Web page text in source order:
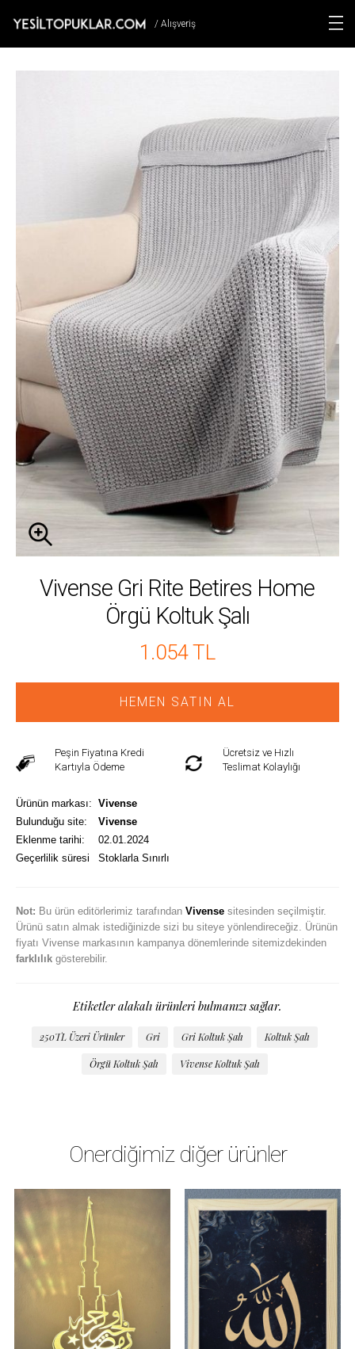
/ Alışveriş
Vivense Gri Rite Betires Home
Örgü Koltuk Şalı
1.054 TL
HEMEN SATIN AL
Peşin Fiyatına Kredi
Kartıyla Ödeme
Ücretsiz ve Hızlı
Teslimat Kolaylığı
Ürünün markası: Vivense
Bulunduğu site:
Vivense
Eklenme tarihi:
02.01.2024
Geçerlilik süresi
Stoklarla Sınırlı
Not: Bu ürün editörlerimiz tarafından Vivensesitesinden seçilmiştir.
Ürünü satın almak istediğinizde sizi bu siteye yönlendireceğiz. Ürünün
fiyatı Vivense markasının kampanya dönemlerinde sitemizdekinden
farklılıkgösterebilir.
Etiketler alakalı ürünleri bulmanızı sağlar.
250TL Üzeri Ürünler Gri Gri Koltuk Şalı Koltuk Şalı
Örgü Koltuk Şalı Vivense Koltuk Şalı
Önerdiğimiz diğer ürünler